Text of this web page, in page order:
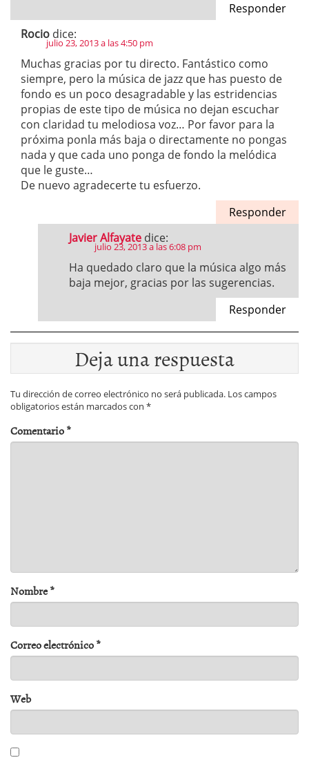
Responder
Rocio dice:
julio 23, 2013 a las 4:50 pm
Muchas gracias por tu directo. Fantástico como
siempre, pero la música de jazz que has puesto de
fondo es un poco desagradable y las estridencias
propias de este tipo de música no dejan escuchar
con claridad tu melodiosa voz… Por favor para la
próxima ponla más baja o directamente no pongas
nada y que cada uno ponga de fondo la melódica
que le guste…
De nuevo agradecerte tu esfuerzo.
Responder
Javier Alfayate dice:
julio 23, 2013 a las 6:08 pm
Ha quedado claro que la música algo más
baja mejor, gracias por las sugerencias.
Responder
Deja una respuesta
Tu dirección de correo electrónico no será publicada. Los campos
obligatorios están marcados con *
Comentario*
Nombre*
Correo electrónico*
Web